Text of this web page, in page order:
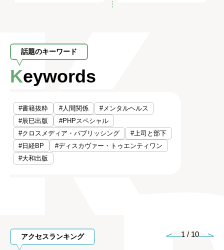
話題のキーワード
Keywords
#書籍抜粋 #人間関係
#メンタルヘルス
#辰巳出版
#PHPスペシャル
#クロスメディア・パブリッシング
#上司と部下
#日経BP
#ディスカヴァー・トゥエンティワン
#大和出版
アクセスランキング 1 / 10